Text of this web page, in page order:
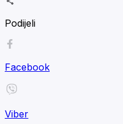
Podijeli
Facebook
Viber